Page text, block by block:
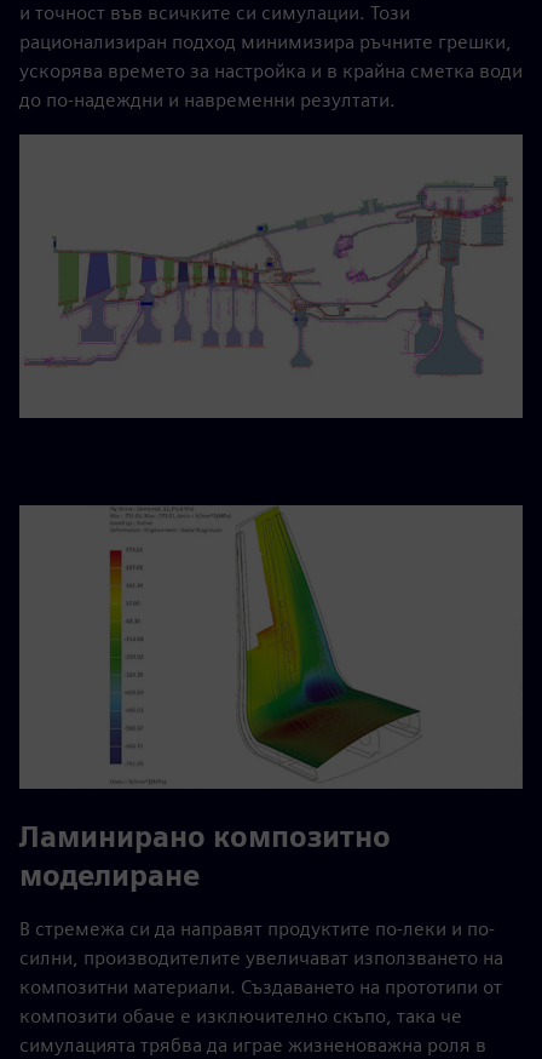
и точност във всичките си симулации. Този
рационализиран подход минимизира ръчните грешки,
ускорява времето за настройка и в крайна сметка води
до по-надеждни и навременни резултати.
Ламинирано композитно
моделиране
В стремежа си да направят продуктите по-леки и по-
силни, производителите увеличават използването на
композитни материали. Създаването на прототипи от
композити обаче е изключително скъпо, така че
симулацията трябва да играе жизненоважна роля в